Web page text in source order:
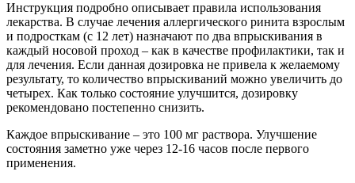
Инструкция подробно описывает правила использования
лекарства. В случае лечения аллергического ринита взрослым
и подросткам (с 12 лет) назначают по два впрыскивания в
каждый носовой проход – как в качестве профилактики, так и
для лечения. Если данная дозировка не привела к желаемому
результату, то количество впрыскиваний можно увеличить до
четырех. Как только состояние улучшится, дозировку
рекомендовано постепенно снизить.
Каждое впрыскивание – это 100 мг раствора. Улучшение
состояния заметно уже через 12-16 часов после первого
применения.